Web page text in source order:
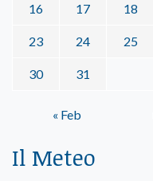
16 17 18
23 24 25
30 31
« Feb
Il Meteo